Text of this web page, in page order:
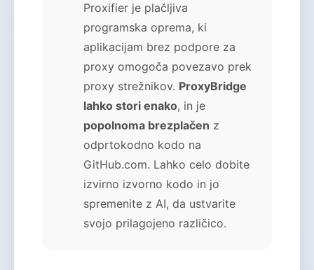
Proxifier je plačljiva
programska oprema, ki
aplikacijam brez podpore za
proxy omogoča povezavo prek
proxy strežnikov. ProxyBridge
lahko stori enako, in je
popolnoma brezplačen z
odprtokodno kodo na
GitHub.com. Lahko celo dobite
izvirno izvorno kodo in jo
spremenite z AI, da ustvarite
svojo prilagojeno različico.